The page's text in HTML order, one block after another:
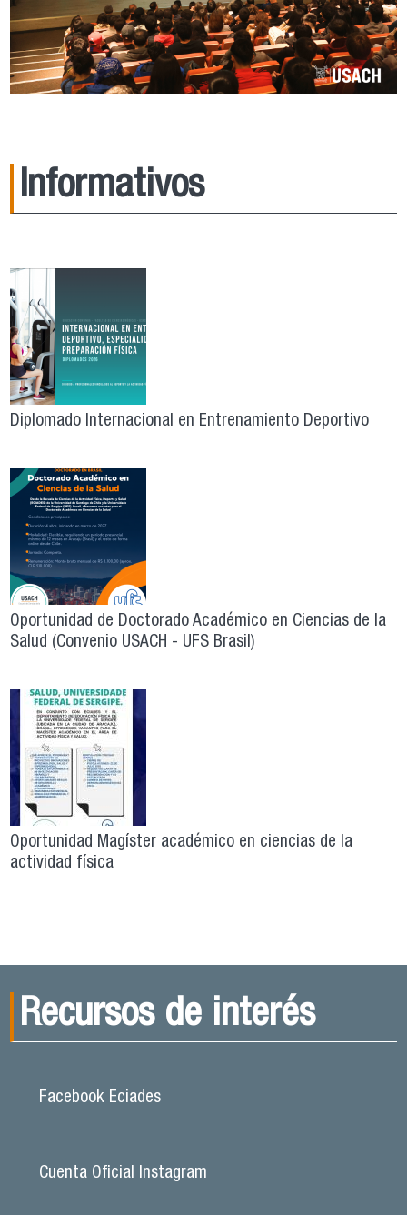
Informativos
Diplomado Internacional en Entrenamiento Deportivo
Oportunidad de Doctorado Académico en Ciencias de la
Salud (Convenio USACH - UFS Brasil)
Oportunidad Magíster académico en ciencias de la
actividad física
Recursos de interés
Facebook Eciades
Cuenta Oficial Instagram